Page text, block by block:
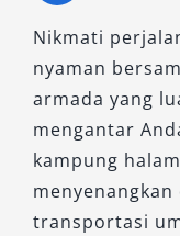
Memilih
langkah
Anda berjalan
Dengan
serta layanan
transportasi
optimal.
Nikmati
nyaman
armada yang
mengantar
kampung
transportasi